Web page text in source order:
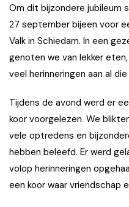
Om dit bijzondere jubileum
27 september bijeen voor
Valk in Schiedam. In een
genoten we van lekker
veel herinneringen aan al
Tijdens de avond werd er
koor voorgelezen. We
vele optredens en
hebben beleefd. Er werd
volop herinneringen
een koor waar vriendschap